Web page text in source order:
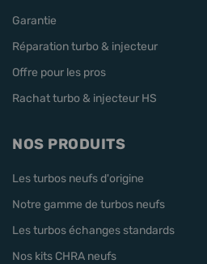
Garantie
Réparation turbo & injecteur
Offre pour les pros
Rachat turbo & injecteur HS
NOS PRODUITS
Les turbos neufs d'origine
Notre gamme de turbos neufs
Les turbos échanges standards
Nos kits CHRA neufs